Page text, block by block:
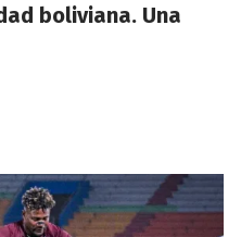
boliviana. Una